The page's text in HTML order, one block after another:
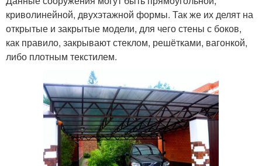
криволинейной, двухэтажной формы. Так же их делят на
открытые и закрытые модели, для чего стены с боков,
как правило, закрывают стеклом, решётками, вагонкой,
либо плотным текстилем.